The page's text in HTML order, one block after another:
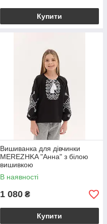
Купити
Вишиванка для дівчинки
MEREZHKA "Анна" з білою
вишивкою
В наявності
1 080 ₴
Купити